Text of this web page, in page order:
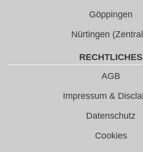
Göppingen
Nürtingen
RECHTLICHES
AGB
Impressum &
Datenschutz
Cookies